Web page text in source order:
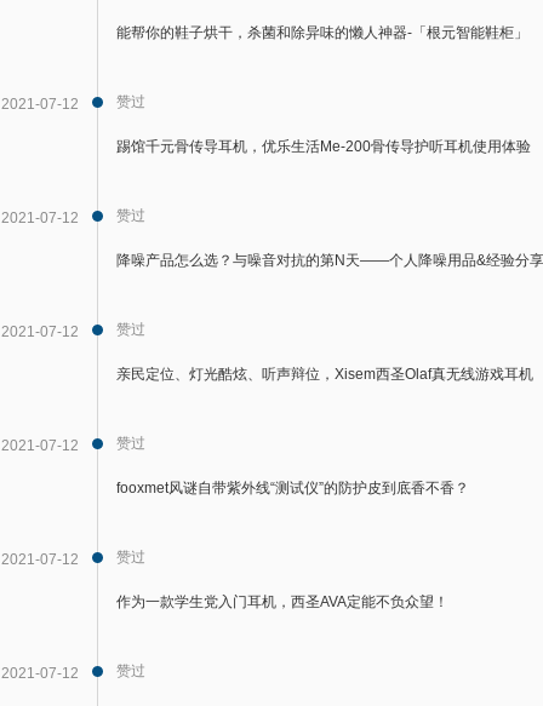
能帮你的鞋子烘干，杀菌和除异味的懒人神器-「根元智能鞋柜」
2021-07-12 赞过
踢馆千元骨传导耳机，优乐生活Me-200骨传导护听耳机使用体验
2021-07-12 赞过
降噪产品怎么选？与噪音对抗的第N天——个人降噪用品&经验分享
2021-07-12 赞过
亲民定位、灯光酷炫、听声辩位，Xisem西圣Olaf真无线游戏耳机
2021-07-12 赞过
fooxmet风谜自带紫外线“测试仪”的防护皮到底香不香？
2021-07-12 赞过
作为一款学生党入门耳机，西圣AVA定能不负众望！
2021-07-12 赞过